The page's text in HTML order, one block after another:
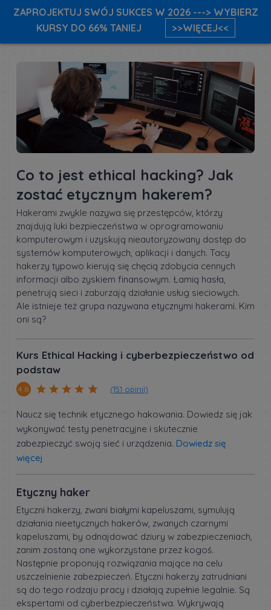
Co to jest ethical hacking? Jak
zostać etycznym hakerem?
Hakerami zwykle nazywa się przestępców, którzy
znajdują luki bezpieczeństwa w oprogramowaniu
komputerowym i uzyskują nieautoryzowany dostęp do
systemów komputerowych, aplikacji i danych. Tacy
hakerzy typowo kierują się chęcią zdobycia cennych
informacji albo zyskiem finansowym. Łamią hasła,
penetrują sieci i zaburzają działanie usług sieciowych.
Ale istnieje też grupa nazywana etycznymi hakerami. Kim
oni są?
Kurs Ethical Hacking i cyberbezpieczeństwo od
podstaw
4.8 (151 opinii)
Naucz się technik etycznego hakowania. Dowiedz się jak
wykonywać testy penetracyjne i skutecznie
zabezpieczyć swoją sieć i urządzenia. Dowiedz się
więcej
Etyczny haker
Etyczni hakerzy, zwani białymi kapeluszami, symulują
działania nieetycznych hakerów, zwanych czarnymi
kapeluszami, by odnajdować dziury w zabezpieczeniach,
zanim zostaną one wykorzystane przez kogoś.
Następnie proponują rozwiązania mające na celu
uszczelnienie zabezpieczeń. Etyczni hakerzy zatrudniani
są do tego rodzaju pracy i działają zupełnie legalnie. Są
ekspertami od cyberbezpieczeństwa. Wykrywają
ZAPROJEKTUJ SWÓJ SUKCES W 2026 ---> WYBIERZ
KURSY DO 66% TANIEJ
>>WIĘCEJ<<